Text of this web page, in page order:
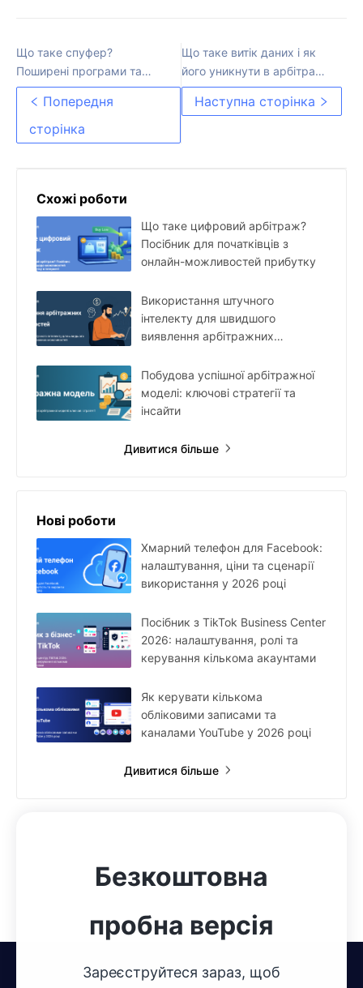
Що таке спуфер?
Поширені програми та
ризики
Попередня
сторінка
Що таке витік даних і як
його уникнути в арбітражі
трафіку у 2025 році
Наступна сторінка
Схожі роботи
Що таке цифровий арбітраж?
Посібник для початківців з
онлайн-можливостей прибутку
Використання штучного
інтелекту для швидшого
виявлення арбітражних
Побудова успішної арбітражної
моделі: ключові стратегії та
інсайти
Дивитися більше
Нові роботи
Хмарний телефон для Facebook:
налаштування, ціни та сценарії
використання у 2026 році
Посібник з TikTok Business Center
2026: налаштування, ролі та
керування кількома акаунтами
Як керувати кількома
обліковими записами та
каналами YouTube у 2026 році
Дивитися більше
Безкоштовна
пробна версія
Зареєструйтеся зараз, щоб